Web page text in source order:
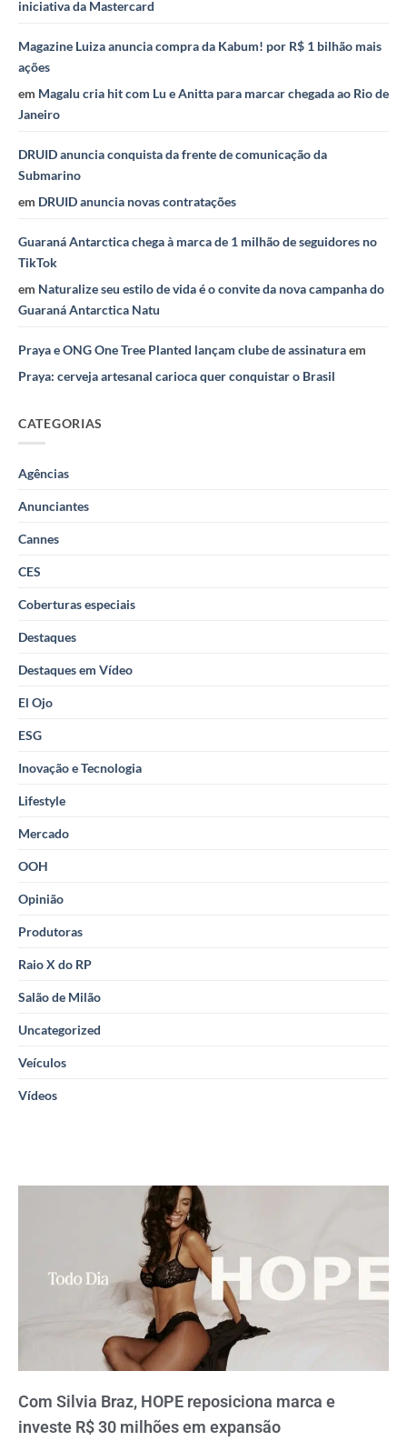
iniciativa da Mastercard
Magazine Luiza anuncia compra da Kabum! por R$ 1 bilhão mais
ações
em Magalu cria hit com Lu e Anitta para marcar chegada ao Rio de
Janeiro
DRUID anuncia conquista da frente de comunicação da
Submarino
em DRUID anuncia novas contratações
Guaraná Antarctica chega à marca de 1 milhão de seguidores no
TikTok
em Naturalize seu estilo de vida é o convite da nova campanha do
Guaraná Antarctica Natu
Praya e ONG One Tree Planted lançam clube de assinaturaem
Praya: cerveja artesanal carioca quer conquistar o Brasil
CATEGORIAS
Agências
Anunciantes
Cannes
CES
Coberturas especiais
Destaques
Destaques em Vídeo
El Ojo
ESG
Inovação e Tecnologia
Lifestyle
Mercado
OOH
Opinião
Produtoras
Raio X do RP
Salão de Milão
Uncategorized
Veículos
Vídeos
Com Silvia Braz, HOPE reposiciona marca e
investe R$ 30 milhões em expansão